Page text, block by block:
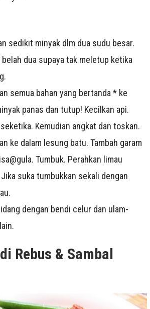
sedikit minyak dlm dua sudu besar.
belah dua supaya tak meletup ketika
semua bahan yang bertanda * ke
panas dan tutup! Kecilkan api.
Kemudian angkat dan toskan.
ke dalam lesung batu. Tambah garam
Tumbuk. Perahkan limau
suka tumbukkan sekali dengan
dengan bendi celur dan ulam-
Rebus & Sambal